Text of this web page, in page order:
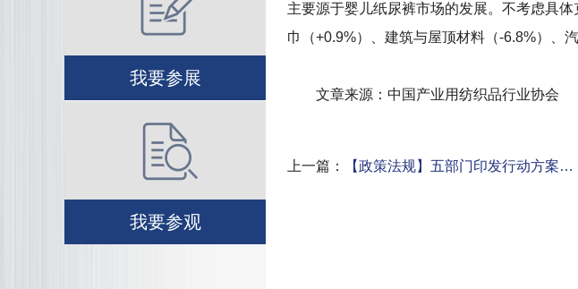
我要参展
我要参观
主要源于婴儿纸尿裤市场的发展。不考虑具
巾（+0.9%）、建筑与屋顶材料（-6.8%）、
文章来源：中国产业用纺织品行业协会
上一篇： 【政策法规】五部门印发行动方案…